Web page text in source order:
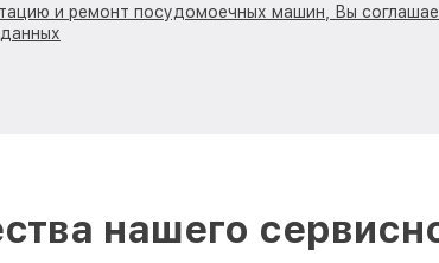
и ремонт посудомоечных машин, Вы
нашего